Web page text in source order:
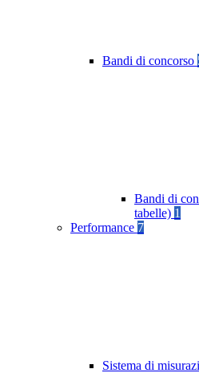
Bandi di concorso
Bandi di
tabelle) 1
Performance 7
Sistema di